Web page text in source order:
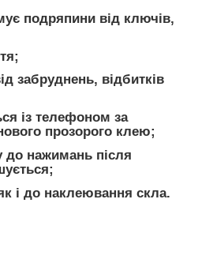
подряпини від ключів,
забруднень, відбитків
із телефоном за
прозорого клею;
до нажимань після
і до наклеювання скла.